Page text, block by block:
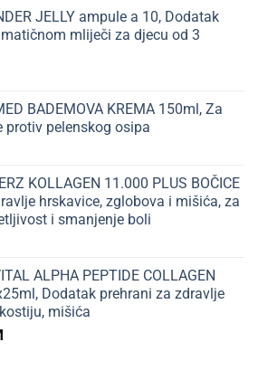
JELLY ampule a 10, Dodatak
mliječi za djecu od 3
BADEMOVA KREMA 150ml, Za
protiv pelenskog osipa
KOLLAGEN 11.000 PLUS BOČICE
hrskavice, zglobova i mišića, za
i smanjenje boli
ALPHA PEPTIDE COLLAGEN
Dodatak prehrani za zdravlje
mišića